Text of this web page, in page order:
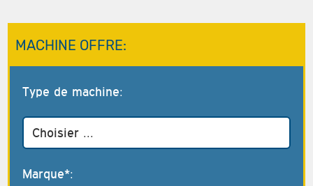
MACHINE OFFRE:
Type de machine:
Marque*: